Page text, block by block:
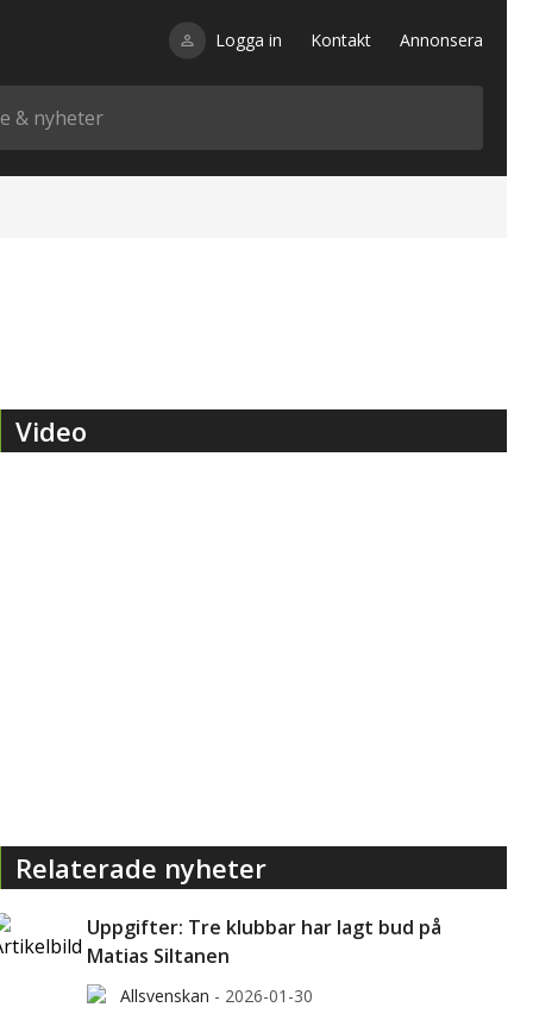
Logga in Kontakt Annonsera
Video
Relaterade nyheter
Uppgifter: Tre klubbar har lagt bud på
Matias Siltanen
Allsvenskan - 2026-01-30